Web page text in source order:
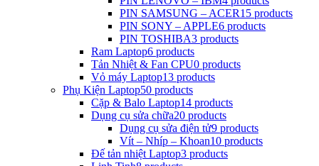
PIN SAMSUNG – ACER15 products
PIN SONY – APPLE6 products
PIN TOSHIBA3 products
Ram Laptop6 products
Tản Nhiệt & Fan CPU0 products
Vỏ máy Laptop13 products
Phụ Kiện Laptop50 products
Cặp & Balo Laptop14 products
Dụng cụ sửa chữa20 products
Dụng cụ sửa điện tử9 products
Vít – Nhíp – Khoan10 products
Đế tản nhiệt Laptop3 products